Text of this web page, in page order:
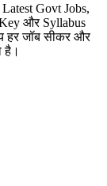
Govt Jobs,
और Syllabus
हर जॉब सीकर और
है।